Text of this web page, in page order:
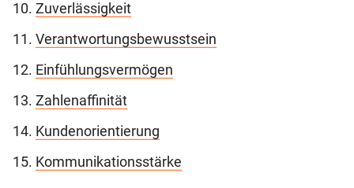
Zuverlässigkeit
Verantwortungsbewusstsein
Einfühlungsvermögen
Zahlenaffinität
Kundenorientierung
Kommunikationsstärke